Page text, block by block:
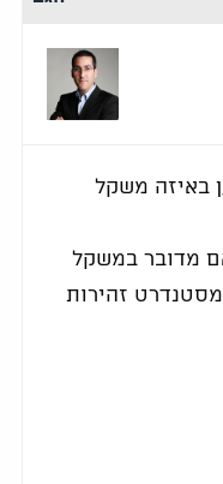
באיזה משקל
מדובר במשקל
זהירות